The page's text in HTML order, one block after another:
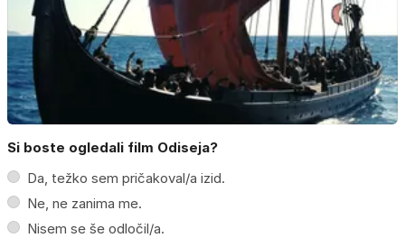
Si boste ogledali film Odiseja?
Da, težko sem pričakoval/a izid.
Ne, ne zanima me.
Nisem se še odločil/a.